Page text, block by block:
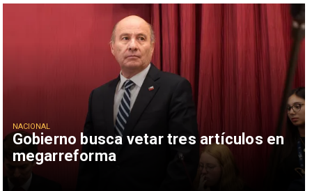
Gobierno busca vetar tres artículos en
megarreforma
NACIONAL